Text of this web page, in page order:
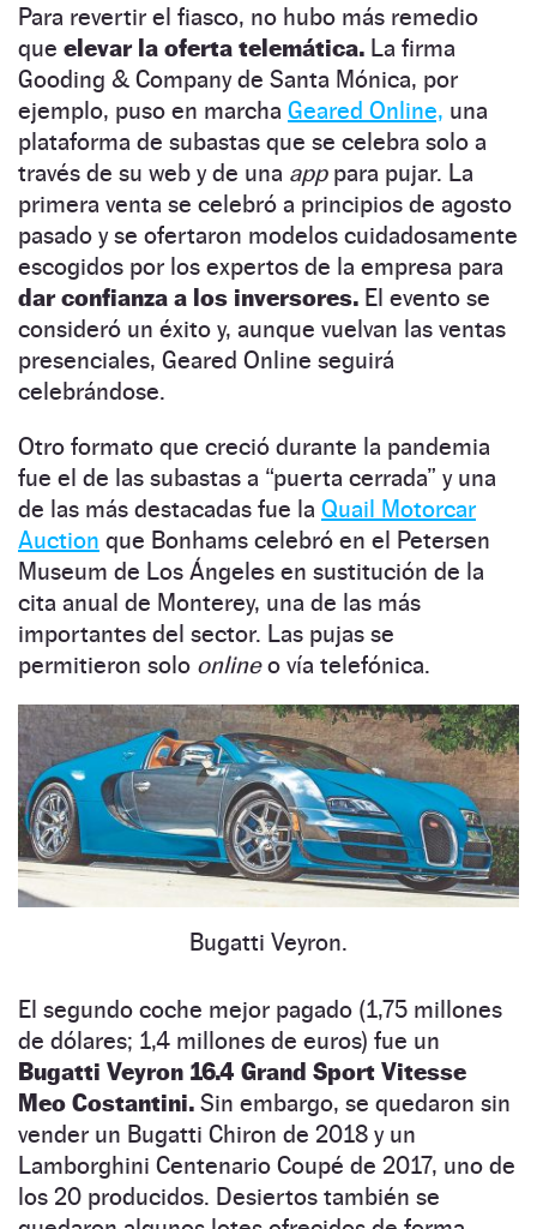
Para revertir el fiasco, no hubo más remedio
que elevar la oferta telemática. La firma
Gooding & Company de Santa Mónica, por
ejemplo, puso en marcha Geared Online, una
plataforma de subastas que se celebra solo a
través de su web y de una apppara pujar. La
primera venta se celebró a principios de agosto
pasado y se ofertaron modelos cuidadosamente
escogidos por los expertos de la empresa para
dar confianza a los inversores. El evento se
consideró un éxito y, aunque vuelvan las ventas
presenciales, Geared Online seguirá
celebrándose.
Otro formato que creció durante la pandemia
fue el de las subastas a “puerta cerrada” y una
de las más destacadas fue la Quail Motorcar
Auction que Bonhams celebró en el Petersen
Museum de Los Ángeles en sustitución de la
cita anual de Monterey, una de las más
importantes del sector. Las pujas se
permitieron solo onlineo vía telefónica.
Bugatti Veyron.
El segundo coche mejor pagado (1,75 millones
de dólares; 1,4 millones de euros) fue un
Bugatti Veyron 16.4 Grand Sport Vitesse
Meo Costantini. Sin embargo, se quedaron sin
vender un Bugatti Chiron de 2018 y un
Lamborghini Centenario Coupé de 2017, uno de
los 20 producidos. Desiertos también se